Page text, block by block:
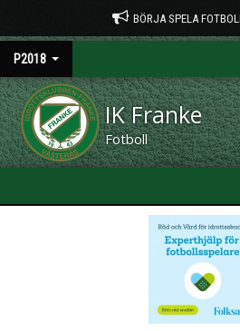
BÖRJA SPELA
P2018
IK Franke
Fotboll